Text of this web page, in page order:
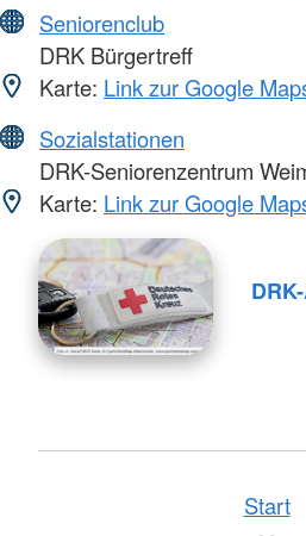
Seniorenclub
DRK Bürgertreff
Karte: Link zur Google
Sozialstationen
DRK-Seniorenzentrum
Karte: Link zur Google
Start